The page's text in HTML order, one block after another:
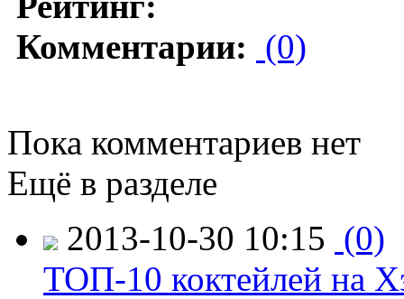
Комментарии: (0)
Пока комментариев нет
Ещё в разделе
2013-10-30 10:15 (0)
ТОП-10 коктейлей на